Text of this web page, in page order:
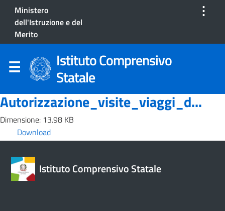
Ministero
dell'Istruzione e del
Merito
⋮
Istituto Comprensivo
Statale
Autorizzazione_visite_viaggi_d...
Dimensione: 13.98 KB
Download
Istituto Comprensivo Statale